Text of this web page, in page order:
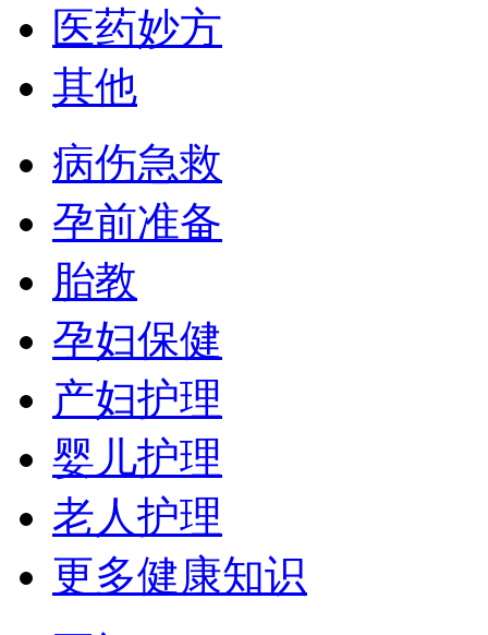
医药妙方
其他
病伤急救
孕前准备
胎教
孕妇保健
产妇护理
婴儿护理
老人护理
更多健康知识